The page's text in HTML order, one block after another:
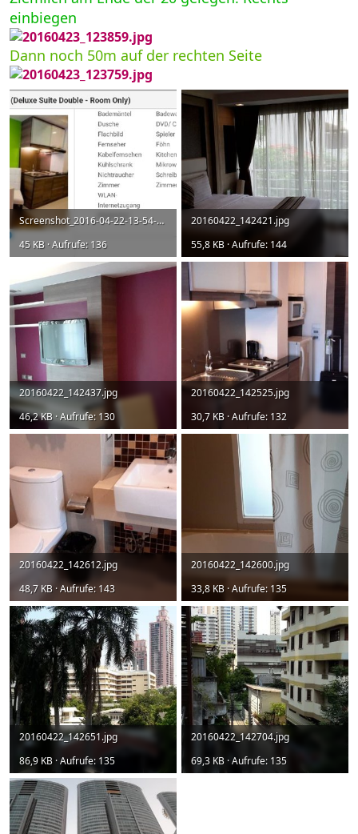
einbiegen
Dann noch 50m auf der rechten Seite
Screenshot_2016-04-22-13-54-50-1.jpg
45 KB · Aufrufe: 136
20160422_142421.jpg
55,8 KB · Aufrufe: 144
20160422_142437.jpg
46,2 KB · Aufrufe: 130
20160422_142525.jpg
30,7 KB · Aufrufe: 132
20160422_142612.jpg
48,7 KB · Aufrufe: 143
20160422_142600.jpg
33,8 KB · Aufrufe: 135
20160422_142651.jpg
86,9 KB · Aufrufe: 135
20160422_142704.jpg
69,3 KB · Aufrufe: 135